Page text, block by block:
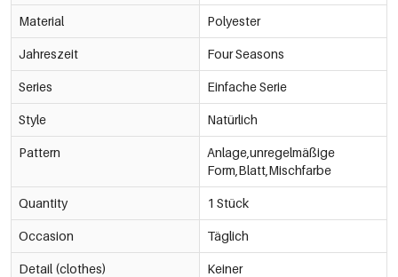
Material Polyester
Jahreszeit Four Seasons
Series Einfache Serie
Style Natürlich
Pattern
Anlage,unregelmäßige
Form,Blatt,Mischfarbe
Quantity 1 Stück
Occasion Täglich
Detail (clothes) Keiner